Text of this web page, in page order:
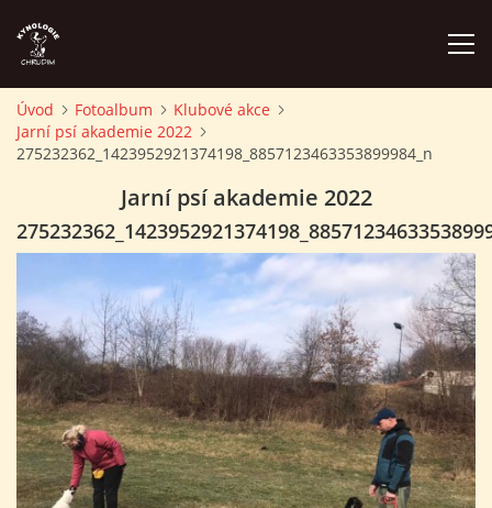
ÚVOD
PSÍ AKADEMIE
PŘÍSPĚVKY A POPLATKY
KONTAKTY KK
Úvod Fotoalbum
Klubové akce
Jarní psí akademie 2022
275232362_1423952921374198_8857123463353899984_n
Jarní psí akademie 2022